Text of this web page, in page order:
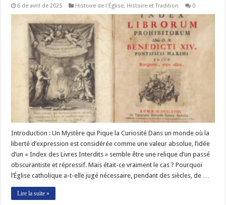
6 de avril de 2025 Histoire de l'Église, Histoire et Tradition 0
Introduction : Un Mystère qui Pique la Curiosité Dans un monde où la
liberté d’expression est considérée comme une valeur absolue, l’idée
d’un « Index des Livres Interdits » semble être une relique d’un passé
obscurantiste et répressif. Mais était-ce vraiment le cas ? Pourquoi
l’Église catholique a-t-elle jugé nécessaire, pendant des siècles, de …
Lire la suite »